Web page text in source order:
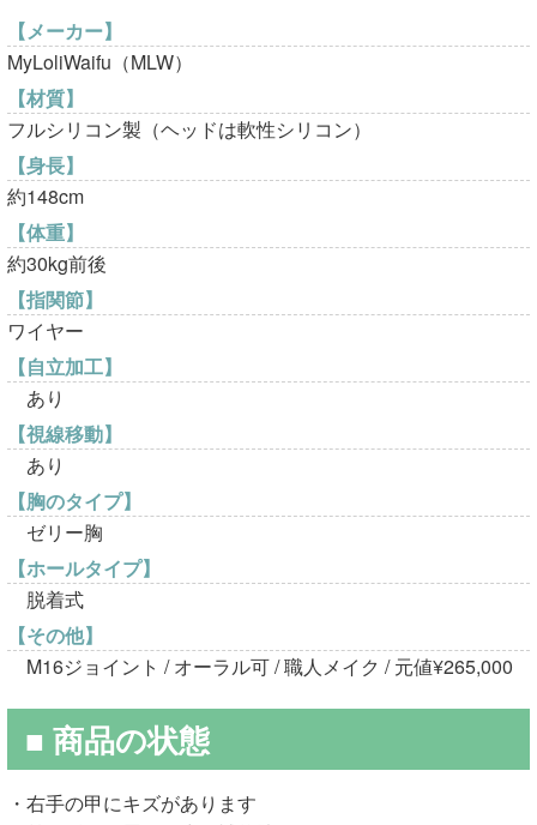
し
た。
す。
【メーカー】
MyLoliWaifu（MLW）
【材質】
フルシリコン製（ヘッドは軟性シリコン）
【身長】
約148cm
【体重】
約30kg前後
【指関節】
ワイヤー
【自立加工】
あり
【視線移動】
あり
【胸のタイプ】
ゼリー胸
【ホールタイプ】
脱着式
【その他】
M16ジョイント / オーラル可 / 職人メイク / 元値¥265,000
■ 商品の状態
・右手の甲にキズがあります